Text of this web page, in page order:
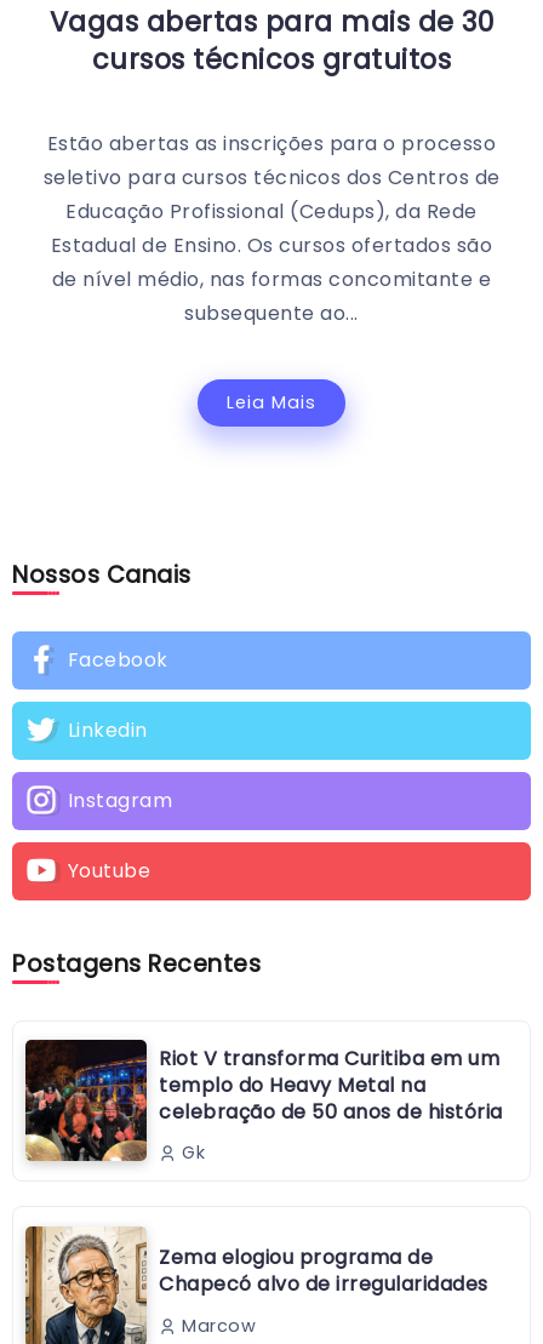
Vagas abertas para mais de 30
cursos técnicos gratuitos
Estão abertas as inscrições para o processo
seletivo para cursos técnicos dos Centros de
Educação Profissional (Cedups), da Rede
Estadual de Ensino. Os cursos ofertados são
de nível médio, nas formas concomitante e
subsequente ao...
Leia Mais
Nossos Canais
Facebook
Linkedin
Instagram
Youtube
Postagens Recentes
Riot V transforma Curitiba em um
templo do Heavy Metal na
celebração de 50 anos de história
Gk
Zema elogiou programa de
Chapecó alvo de irregularidades
Marcow